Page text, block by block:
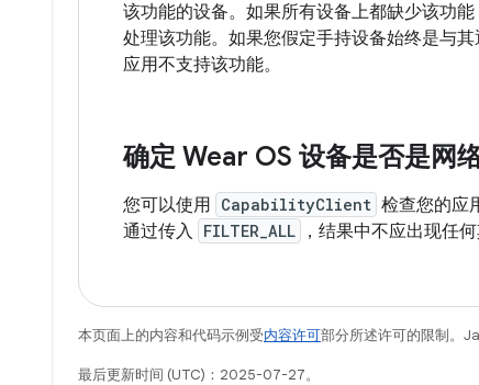
该功能的设备。如果所有设备上都缺少该功
处理该功能。如果您假定手持设备始终是与
应用不支持该功能。
确定 Wear OS 设备是否是网
您可以使用 CapabilityClient 检查您的应
通过传入 FILTER_ALL ，结果中不应出现任何
本页面上的内容和代码示例受内容许可部分所述许可的限制。
最后更新时间 (UTC)：2025-07-27。